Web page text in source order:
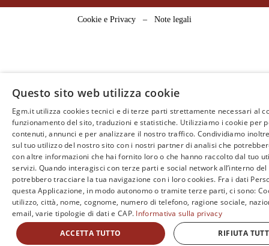
Cookie e Privacy – Note legali
Questo sito web utilizza cookie
Egm.it utilizza cookies tecnici e di terze parti strettamente necessari al
funzionamento del sito, traduzioni e statistiche. Utilizziamo i cookie per
contenuti, annunci e per analizzare il nostro traffico. Condividiamo
sul tuo utilizzo del nostro sito con i nostri partner di analisi che
con altre informazioni che hai fornito loro o che hanno raccolto dal tuo
servizi. Quando interagisci con terze parti e social network all’interno
potrebbero tracciare la tua navigazione con i loro cookies. Fra i dati
questa Applicazione, in modo autonomo o tramite terze parti, ci sono:
utilizzo, città, nome, cognome, numero di telefono, ragione sociale,
email, varie tipologie di dati e CAP. Informativa sulla privacy
ACCETTA TUTTO
RIFIUTA